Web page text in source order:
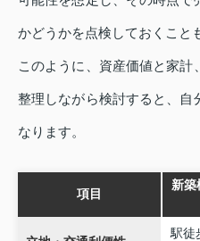
かどうかを点検しておくこと
このように、資産価値と家
整理しながら検討すると、自
なります。
項目
新築
駅徒